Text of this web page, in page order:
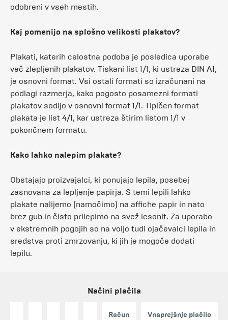
odobreni v vseh mestih.
Kaj pomenijo na splošno velikosti plakatov?
Plakati, katerih celostna podoba je posledica uporabe
več zlepljenih plakatov. Tiskani list 1/1, ki ustreza DIN A1,
je osnovni format. Vsi ostali formati so izračunani na
podlagi razmerja, kako pogosto posamezni formati
plakatov sodijo v osnovni format 1/1. Tipičen format
plakata je list 4/1, kar ustreza štirim listom 1/1 v
pokončnem formatu.
Kako lahko nalepim plakate?
Obstajajo proizvajalci, ki ponujajo lepila, posebej
zasnovana za lepljenje papirja. S temi lepili lahko
plakate nalijemo (namočimo) na affiche papir in nato
brez gub in čisto prilepimo na svež lesonit. Za uporabo
v ekstremnih pogojih so na voljo tudi ojačevalci lepila in
sredstva proti zmrzovanju, ki jih je mogoče dodati
lepilu.
Načini plačila
Račun Vnaprejšnje plačilo